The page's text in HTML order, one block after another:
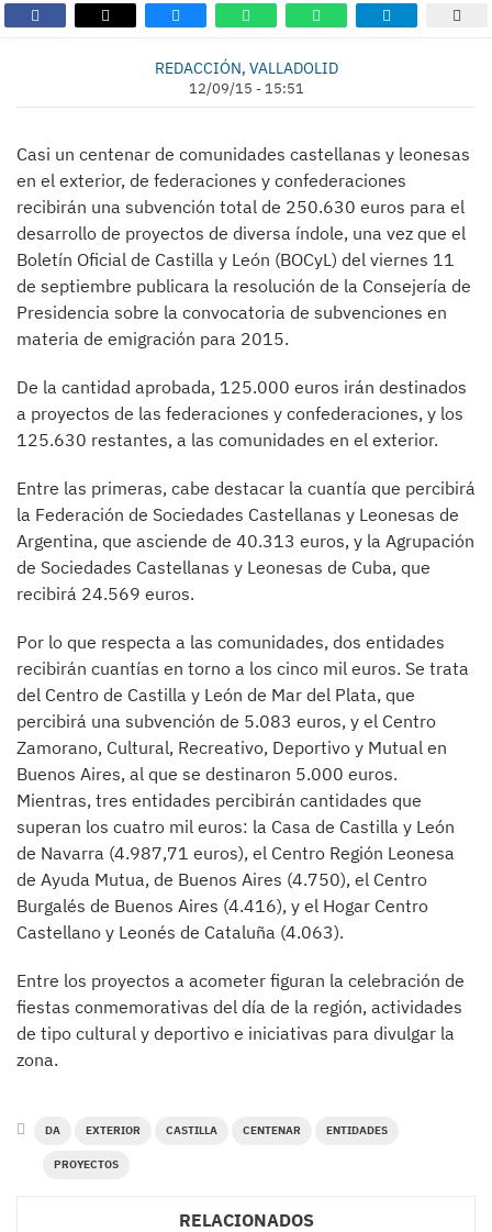
REDACCIÓN, VALLADOLID
12/09/15 - 15:51
Casi un centenar de comunidades castellanas y leonesas
en el exterior, de federaciones y confederaciones
recibirán una subvención total de 250.630 euros para el
desarrollo de proyectos de diversa índole, una vez que el
Boletín Oficial de Castilla y León (BOCyL) del viernes 11
de septiembre publicara la resolución de la Consejería de
Presidencia sobre la convocatoria de subvenciones en
materia de emigración para 2015.
De la cantidad aprobada, 125.000 euros irán destinados
a proyectos de las federaciones y confederaciones, y los
125.630 restantes, a las comunidades en el exterior.
Entre las primeras, cabe destacar la cuantía que percibirá
la Federación de Sociedades Castellanas y Leonesas de
Argentina, que asciende de 40.313 euros, y la Agrupación
de Sociedades Castellanas y Leonesas de Cuba, que
recibirá 24.569 euros.
Por lo que respecta a las comunidades, dos entidades
recibirán cuantías en torno a los cinco mil euros. Se trata
del Centro de Castilla y León de Mar del Plata, que
percibirá una subvención de 5.083 euros, y el Centro
Zamorano, Cultural, Recreativo, Deportivo y Mutual en
Buenos Aires, al que se destinaron 5.000 euros.
Mientras, tres entidades percibirán cantidades que
superan los cuatro mil euros: la Casa de Castilla y León
de Navarra (4.987,71 euros), el Centro Región Leonesa
de Ayuda Mutua, de Buenos Aires (4.750), el Centro
Burgalés de Buenos Aires (4.416), y el Hogar Centro
Castellano y Leonés de Cataluña (4.063).
Entre los proyectos a acometer figuran la celebración de
fiestas conmemorativas del día de la región, actividades
de tipo cultural y deportivo e iniciativas para divulgar la
zona.
DA EXTERIOR CASTILLA CENTENAR ENTIDADES
PROYECTOS
RELACIONADOS